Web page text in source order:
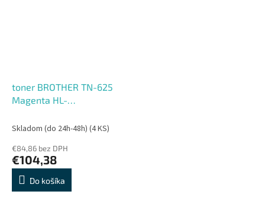
toner BROTHER TN-625
Magenta HL-
DCP-L8630CDW, MFC-
(1800 str.)
Skladom (do 24h-48h) (4 KS)
€84,86 bez DPH
€104,38
Do košíka